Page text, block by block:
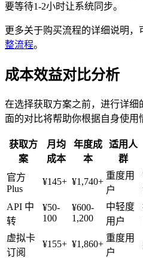
要等待1-2小时让系统同步。
更多关于购买流程的详细说明，
整流程。
成本效益对比分析
在选择获取方案之前，进行详
面的对比将帮助你根据自身使用
获取方
案
月均
成本
年度成
本
适用人
群
官方
Plus
¥145+ ¥1,740+
重度用
户
API 中
转
¥50-
100
¥600-
1,200
中轻度
用户
虚拟卡
订阅
¥155+ ¥1,860+
重度用
户